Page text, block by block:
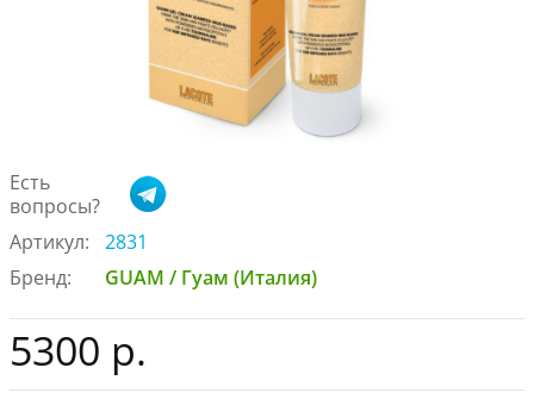
Есть
вопросы?
Артикул:
2831
Бренд:
GUAM / Гуам (Италия)
5300 р.